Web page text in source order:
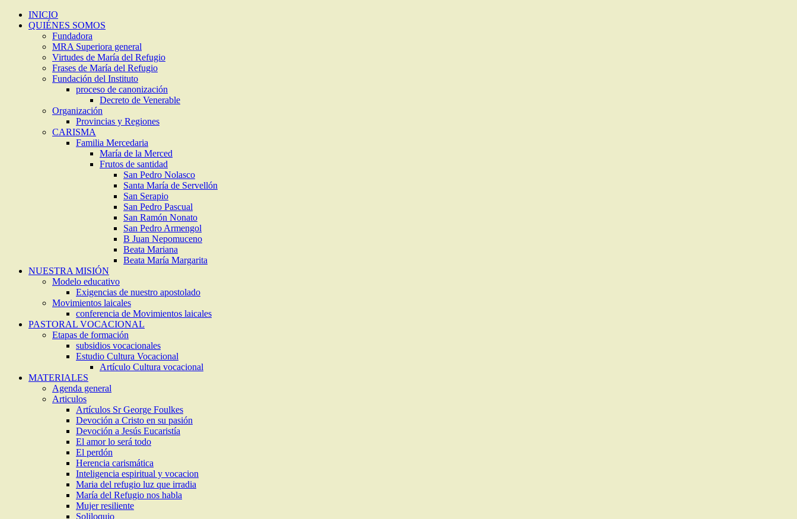
INICIO
QUIÉNES SOMOS
Fundadora
MRA Superiora general
Virtudes de María del Refugio
Frases de María del Refugio
Fundación del Instituto
proceso de canonización
Decreto de Venerable
Organización
Provincias y Regiones
CARISMA
Familia Mercedaria
María de la Merced
Frutos de santidad
San Pedro Nolasco
Santa María de Servellón
San Serapio
San Pedro Pascual
San Ramón Nonato
San Pedro Armengol
B Juan Nepomuceno
Beata Mariana
Beata María Margarita
NUESTRA MISIÓN
Modelo educativo
Exigencias de nuestro apostolado
Movimientos laicales
conferencia de Movimientos laicales
PASTORAL VOCACIONAL
Etapas de formación
subsidios vocacionales
Estudio Cultura Vocacional
Artículo Cultura vocacional
MATERIALES
Agenda general
Articulos
Artículos Sr George Foulkes
Devoción a Cristo en su pasión
Devoción a Jesús Eucaristía
El amor lo será todo
El perdón
Herencia carismática
Inteligencia espiritual y vocacion
Maria del refugio luz que irradia
María del Refugio nos habla
Mujer resiliente
Soliloquio